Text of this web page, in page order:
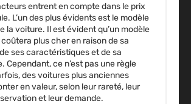
entrent en compte dans le prix
L’un des plus évidents est le modèle
la voiture. Il est évident qu’un modèle
plus cher en raison de sa
ses caractéristiques et de sa
Cependant, ce n’est pas une règle
des voitures plus anciennes
en valeur, selon leur rareté, leur
et leur demande.